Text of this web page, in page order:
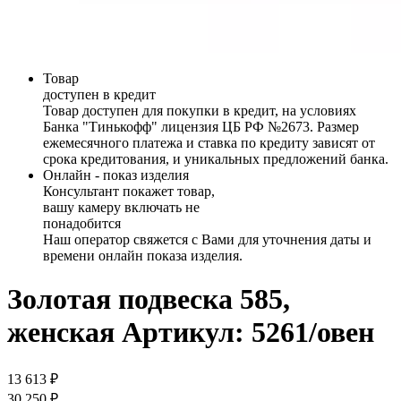
Товар
доступен в кредит
Товар доступен для покупки в кредит, на условиях
Банка "Тинькофф" лицензия ЦБ РФ №2673. Размер
ежемесячного платежа и ставка по кредиту зависят от
срока кредитования, и уникальных предложений банка.
Онлайн - показ изделия
Консультант покажет товар,
вашу камеру включать не
понадобится
Наш оператор свяжется с Вами для уточнения даты и
времени онлайн показа изделия.
Золотая подвеска 585,
женская Артикул: 5261/овен
13 613 ₽